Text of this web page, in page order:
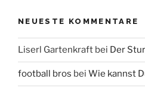
NEUESTE KOMMENTARE
Liserl Gartenkraft bei Der
football bros bei Wie kannst